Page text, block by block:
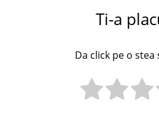
Ti-a
Da click pe o stea